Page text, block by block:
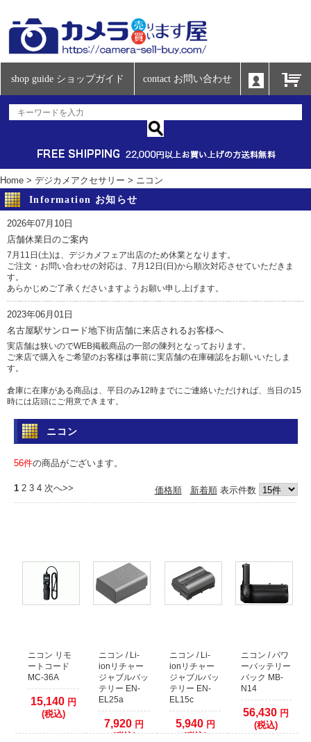
shop guide ショップガイド contact お問い合わせ
Home > デジカメアクセサリー > ニコン
Information お知らせ
2026年07月10日
店舗休業日のご案内
7月11日(土)は、デジカメフェア出店のため休業となります。
ご注文・お問い合わせの対応は、7月12日(日)から順次対応させていただきま
す。
あらかじめご了承くださいますようお願い申し上げます。
2023年06月01日
名古屋駅サンロード地下街店舗に来店されるお客様へ
実店舗は狭いのでWEB掲載商品の一部の陳列となっております。
ご来店で購入をご希望のお客様は事前に実店舗の在庫確認をお願いいたしま
す。
倉庫に在庫がある商品は、平日のみ12時までにご連絡いただければ、当日の15
時には店頭にご用意できます。
土日祝日は倉庫からの出荷を行っていませんのであらかじめご了承ください。
問い合わせ
電話 052-583-7558 Eメール: info@camera-sell-buy.com
2023年06月01日
カードご利用の方にはご迷惑をおかけいたしますが、ご容赦くださいますよう
お願い申し上げます。
2017年05月12日
各クレジットカード会社の本人認証サービスをご利用いただいた場合、決済確
認時間を早めることが出来ます。
本人認証サービス以外のクレジット決済に関しましては、従来通り決済をカー
ド会社へ確認してからの発送となります。
1日程度(場合により2、3日以上)出荷までお時間がかかりますので予めご了承く
ニコン
56件の商品がございます。
価格順 新着順表示件数
1 2 3 4 次へ>>
ニコン リモ
ートコード
MC-36A
15,140円
(税込)
ニコン / Li-
ionリチャー
ジャブルバッ
テリー EN-
EL25a
7,920 円
(税込)
ニコン / Li-
ionリチャー
ジャブルバッ
テリー EN-
EL15c
5,940円
(税込)
ニコン / パワ
ーバッテリー
パック MB-
N14
56,430 円
(税込)